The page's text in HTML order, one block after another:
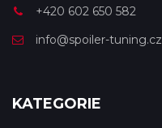
+420 602 650 582
info@spoiler-tuning.cz
KATEGORIE